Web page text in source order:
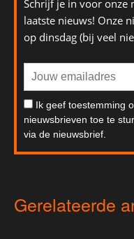
Schrijf je in voor onze
laatste nieuws! Onze
op dinsdag (bij veel
Ik geef toestemming
nieuwsbrieven toe te
via de nieuwsbrief.
Gerelateerde